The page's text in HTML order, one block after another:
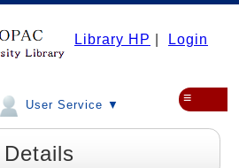
Library HP Login
User Service ▼ ≡